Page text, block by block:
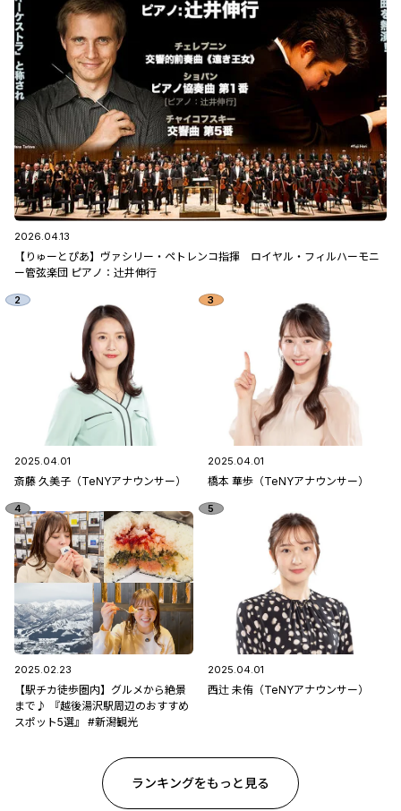
2026.04.13
【りゅーとぴあ】ヴァシリー・ペトレンコ指揮 ロイヤル・フィルハーモニ
ー管弦楽団 ピアノ：辻󠄀井伸行
2025.04.01
斎藤 久美子（TeNYアナウンサー）
2025.04.01
橋本 華歩（TeNYアナウンサー）
2025.02.23
【駅チカ徒歩圏内】グルメから絶景
まで♪ 『越後湯沢駅周辺のおすすめ
スポット5選』 #新潟観光
2025.04.01
西辻 未侑（TeNYアナウンサー）
ランキングをもっと見る